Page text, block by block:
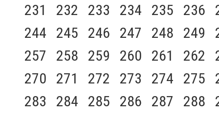
231
232 233 234 235 236
244
245 246 247 248 249
257
258 259 260 261 262
270
271 272 273 274 275
283
284 285 286 287 288